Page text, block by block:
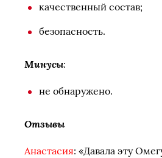
качественный состав;
безопасность.
Минусы:
не обнаружено.
Отзывы
Анастасия: «Давала эту